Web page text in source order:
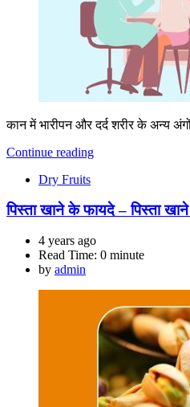
कान में भारीपन और दर्द शरीर के अन्य
Continue reading
Dry Fruits
पिस्ता खाने के फायदे – पिस्ता खाने
4 years ago
Read Time: 0 minute
by admin